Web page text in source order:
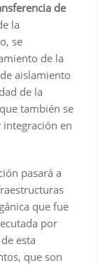
de
la
se
de la
aislamiento
de la
también se
en
pasará a
que fue
por
esta
que son